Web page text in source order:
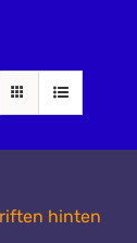
hinten